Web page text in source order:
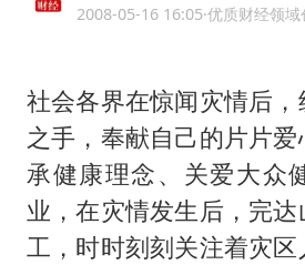
哥伦比亚发
上海将苏州
2008-05-16 16:05·优质财经领
社会各界在惊闻灾情后
之手，奉献自己的片片
承健康理念、关爱大众
业，在灾情发生后，完
工，时时刻刻关注着灾